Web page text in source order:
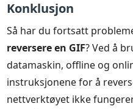
Konklusjon
Så har du fortsatt
reversere en GIF? Ved å
datamaskin, offline og
instruksjonene for å
nettverktøyet ikke